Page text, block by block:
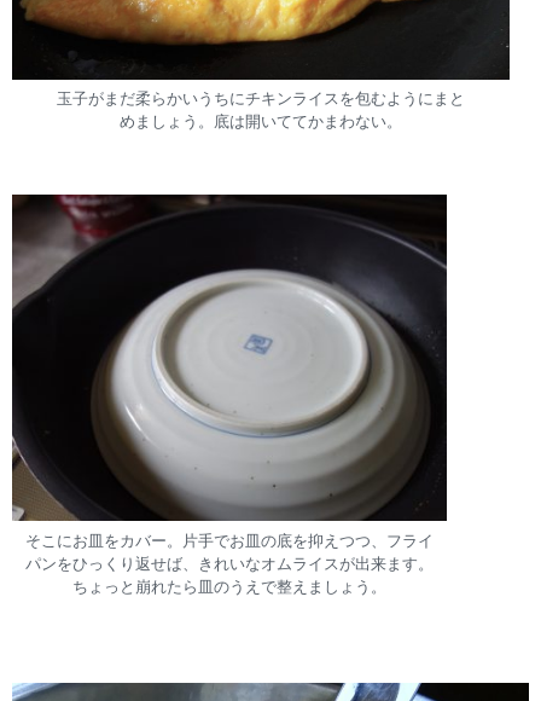
玉子がまだ柔らかいうちにチキンライスを包むようにまと
めましょう。底は開いててかまわない。
そこにお皿をカバー。片手でお皿の底を抑えつつ、フライ
パンをひっくり返せば、きれいなオムライスが出来ます。
ちょっと崩れたら皿のうえで整えましょう。